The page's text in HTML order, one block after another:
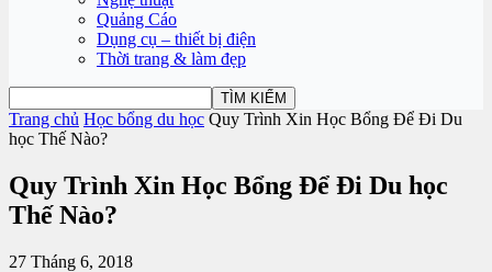
Quảng Cáo
Dụng cụ – thiết bị điện
Thời trang & làm đẹp
Trang chủ Học bổng du học Quy Trình Xin Học Bổng Để Đi Du
học Thế Nào?
Quy Trình Xin Học Bổng Để Đi Du học
Thế Nào?
27 Tháng 6, 2018